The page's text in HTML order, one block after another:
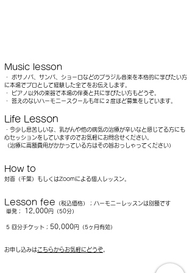
Music lesson
・ ボサノバ、サンバ、ショーロなどのブラジル音楽を本格的に学びたい方
に本場でプロとして経験した全てをお伝えします。
・ ピアノ以外の楽器で本場の伴奏と共に学びたい方もどうぞ。​
・ 答えのないハーモニースクールも年に２度ほど募集をしています。
Life Lesson
・今少し息苦しいな、乳がんや他の病気の治療が辛いなと感じてる方にも
心セッションをしていますのでお気軽にお問合せください。
（治療に高額費用がかかっている方はその旨おっしゃってください）
How to
対面（千葉）もしくはZoomによる個人レッスン。
Lesson fee
（税込価格）​；ハーモニーレッスンは別額です
単発；
12,000円（50分）
5 回分チケット； 50,000円（5ヶ月有効）
​​​​​​お申し込みはこちらからお気軽にどうぞ。